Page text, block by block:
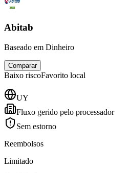
Abitab
Baseado em Dinheiro
Comparar
Baixo riscoFavorito local
UY
Fluxo gerido pelo processador
Sem estorno
Reembolsos
Limitado